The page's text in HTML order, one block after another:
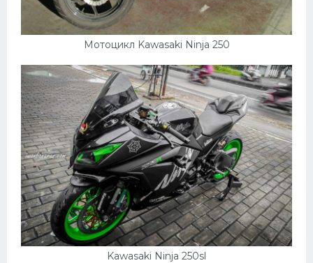
Мотоцикл Kawasaki Ninja 250
Kawasaki Ninja 250sl